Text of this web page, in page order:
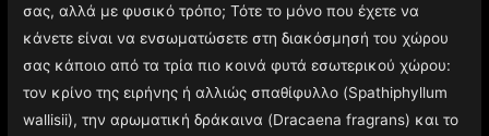
σας, αλλά με φυσικό τρόπο; Τότε το μόνο που έχετε να
κάνετε είναι να ενσωματώσετε στη διακόσμησή του χώρου
σας κάποιο από τα τρία πιο κοινά φυτά εσωτερικού χώρου:
τον κρίνο της ειρήνης ή αλλιώς σπαθίφυλλο (Spathiphyllum
wallisii), την αρωματική δράκαινα (Dracaena fragrans) και το